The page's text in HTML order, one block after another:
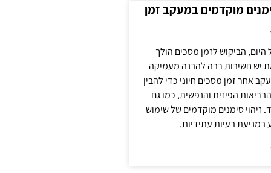
מוקדמים במעקב זמן
היום, הביקוש לזמן מסכים הולך
יש חשיבות רבה להבנה מעמיקה
אחר זמן מסכים חיוני כדי להבין
הפיזית והנפשית, כמו גם
סימנים מוקדמים של שימוש
במניעת בעיות עתידיות.